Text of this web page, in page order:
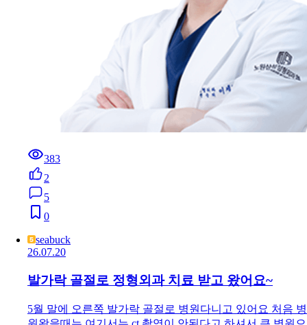
383
2
5
0
seabuck
26.07.20
발가락 골절로 정형외과 치료 받고 왔어요~
5월 말에 오른쪽 발가락 골절로 병원다니고 있어요 처음 병